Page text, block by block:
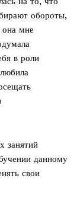
обороты,
она мне
в роли
занятий
данному
свои